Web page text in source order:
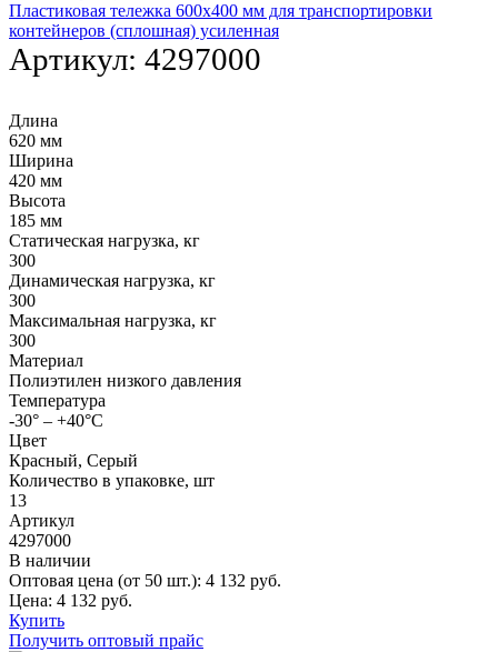
Пластиковая тележка 600х400 мм для транспортировки
контейнеров (сплошная) усиленная
Артикул: 4297000
Длина
620 мм
Ширина
420 мм
Высота
185 мм
Статическая нагрузка, кг
300
Динамическая нагрузка, кг
300
Максимальная нагрузка, кг
300
Материал
Полиэтилен низкого давления
Температура
-30° – +40°С
Цвет
Красный, Серый
Количество в упаковке, шт
13
Артикул
4297000
В наличии
Оптовая цена (от 50 шт.): 4 132 руб.
Цена: 4 132 руб.
Купить
Получить оптовый прайс